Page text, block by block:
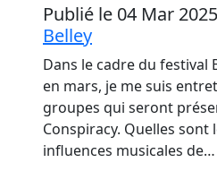
Publié le 04 Mar 2025
Belley
Dans le cadre du festival
en mars, je me suis
groupes qui seront
Conspiracy. Quelles sont
influences musicales de…